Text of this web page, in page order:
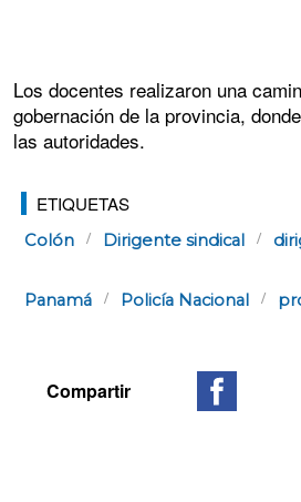
Los docentes realizaron una
gobernación de la provincia,
las autoridades.
ETIQUETAS
Colón Dirigente sindical
Panamá Policía Nacional